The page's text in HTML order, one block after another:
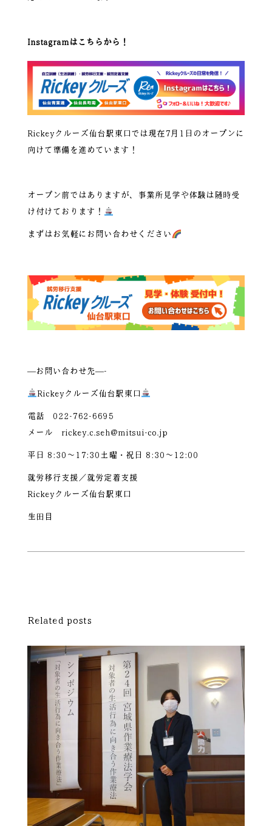
Instagramはこちらから！
Rickeyクルーズ仙台駅東口では現在7月1日のオープンに
向けて準備を進めています！
オープン前ではありますが、事業所見学や体験は随時受
け付けております！
まずはお気軽にお問い合わせください
—お問い合わせ先—-
Rickeyクルーズ仙台駅東口
電話 022-762-6695
メール rickey.c.seh@mitsui-co.jp
平日 8:30～17:30土曜・祝日 8:30～12:00
就労移行支援／就労定着支援
Rickeyクルーズ仙台駅東口
生田目
Related posts